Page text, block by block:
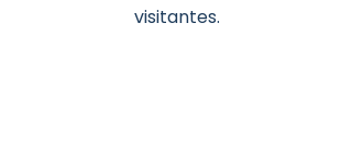
visitantes.